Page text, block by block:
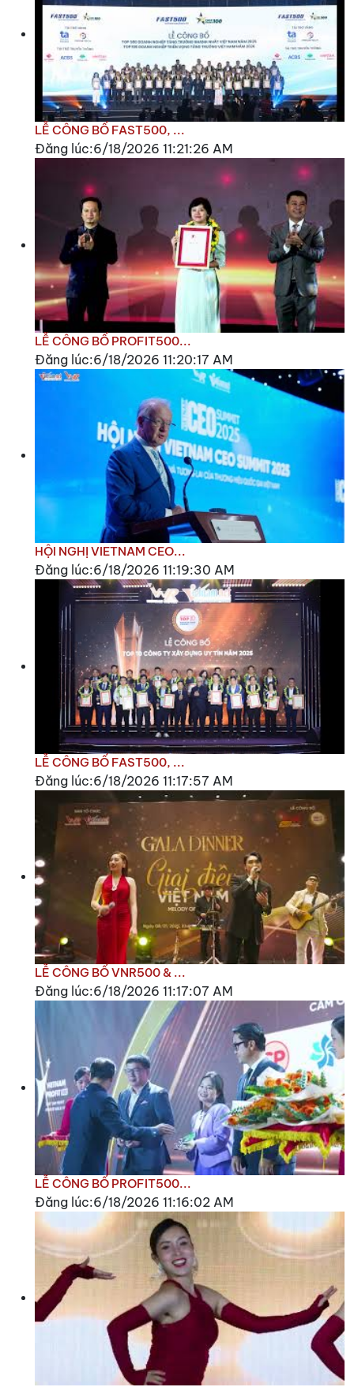
LỄ CÔNG BỐ FAST500, ...
Đăng lúc:6/18/2026 11:21:26 AM
LỄ CÔNG BỐ PROFIT500...
Đăng lúc:6/18/2026 11:20:17 AM
HỘI NGHỊ VIETNAM CEO...
Đăng lúc:6/18/2026 11:19:30 AM
LỄ CÔNG BỐ FAST500, ...
Đăng lúc:6/18/2026 11:17:57 AM
LỄ CÔNG BỐ VNR500 & ...
Đăng lúc:6/18/2026 11:17:07 AM
LỄ CÔNG BỐ PROFIT500...
Đăng lúc:6/18/2026 11:16:02 AM